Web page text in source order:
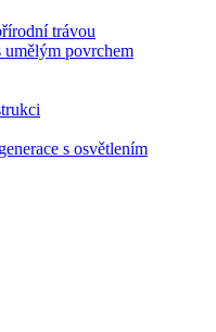
trávou
povrchem
s osvětlením